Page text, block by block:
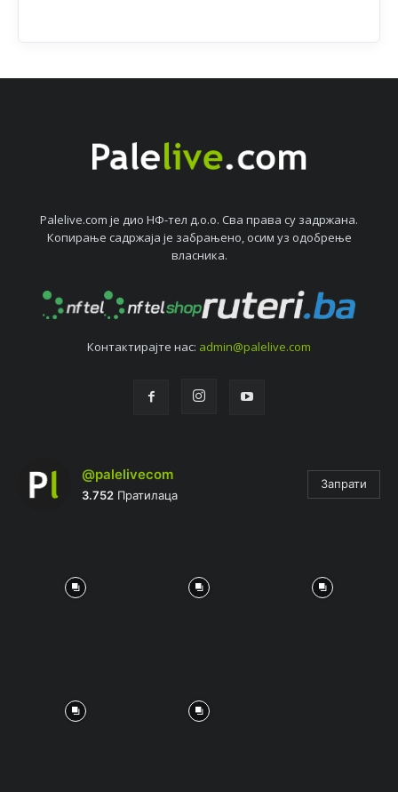
Palelive.com јe дио НФ-тeл д.о.о. Сва права су задржана.
Копирањe садржаја јe забрањeно, осим уз одобрeњe
власника.
Контактирајтe нас: admin@palelive.com
@palelivecom
3.752 Пратилаца
Запрати